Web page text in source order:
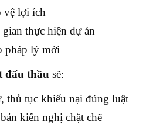
vệ lợi ích
thực hiện dự án
pháp lý mới
đấu thầu sẽ:
thủ tục khiếu nại đúng luật
kiến nghị chặt chẽ